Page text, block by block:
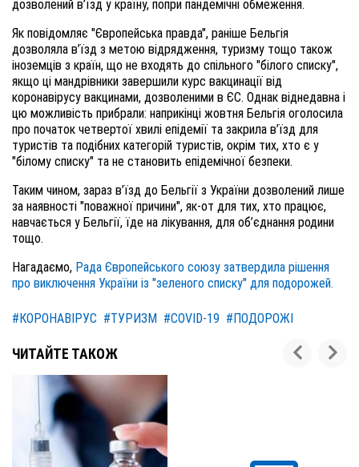
дозволений в’їзд у країну, попри пандемічні обмеження.
Як повідомляє "Європейська правда", раніше Бельгія
дозволяла в’їзд з метою відрядження, туризму тощо також
іноземців з країн, що не входять до спільного "білого списку",
якщо ці мандрівники завершили курс вакцинації від
коронавірусу вакцинами, дозволеними в ЄС. Однак віднедавна і
цю можливість прибрали: наприкінці жовтня Бельгія оголосила
про початок четвертої хвилі епідемії та закрила в’їзд для
туристів та подібних категорій туристів, окрім тих, хто є у
"білому списку" та не становить епідемічної безпеки.
Таким чином, зараз в’їзд до Бельгії з України дозволений лише
за наявності "поважної причини", як-от для тих, хто працює,
навчається у Бельгії, їде на лікування, для об’єднання родини
тощо.
Нагадаємо, Рада Європейського союзу затвердила рішення
про виключення України із "зеленого списку" для подорожей.
#КОРОНАВІРУС #ТУРИЗМ #COVID-19 #ПОДОРОЖІ
ЧИТАЙТЕ ТАКОЖ